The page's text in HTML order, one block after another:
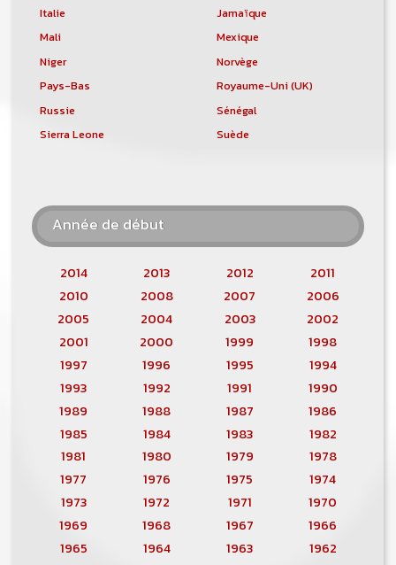
Italie
Jamaïque
Mali
Mexique
Niger
Norvège
Pays-Bas
Royaume-Uni (UK)
Russie
Sénégal
Sierra Leone
Suède
Année de début
2014 2013 2012
2011
2010
2008 2007
2006
2005
2004 2003
2002
2001
2000 1999
1998
1997
1996 1995
1994
1993
1992 1991
1990
1989
1988 1987
1986
1985
1984 1983
1982
1981
1980 1979
1978
1977
1976 1975
1974
1973
1972 1971
1970
1969
1968 1967
1966
1965
1964 1963
1962